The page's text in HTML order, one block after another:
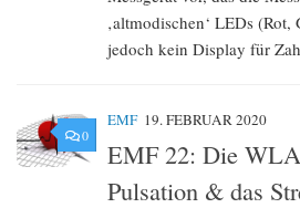
‚altmodischen‘ LEDs
jedoch kein Display für
0
EMF 19. FEBRUAR 2020
EMF 22: Die
Pulsation & das